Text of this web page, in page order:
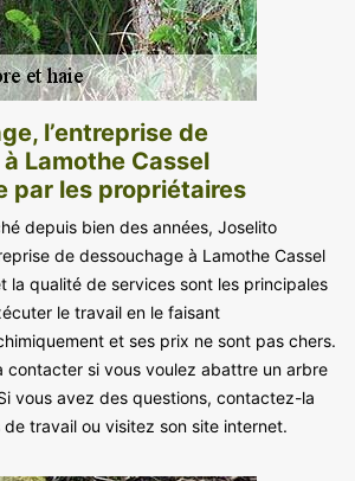
l’entreprise de
Lamothe Cassel
par les propriétaires
depuis bien des années, Joselito
de dessouchage à Lamothe Cassel
la qualité de services sont les principales
le travail en le faisant
et ses prix ne sont pas chers.
contacter si vous voulez abattre un arbre
vous avez des questions, contactez-la
travail ou visitez son site internet.